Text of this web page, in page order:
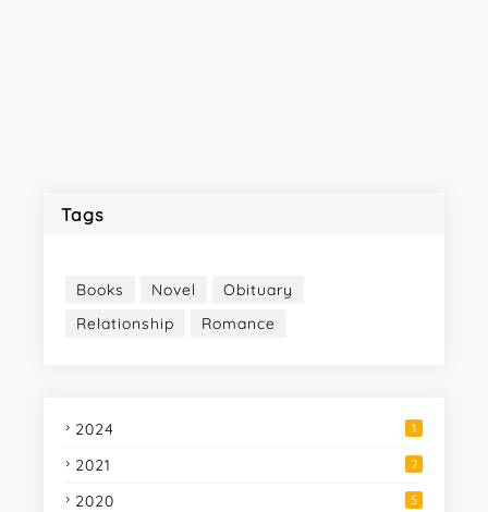
Tags
Books Novel
Obituary
Relationship
Romance
2024 1
2021 2
2020 5